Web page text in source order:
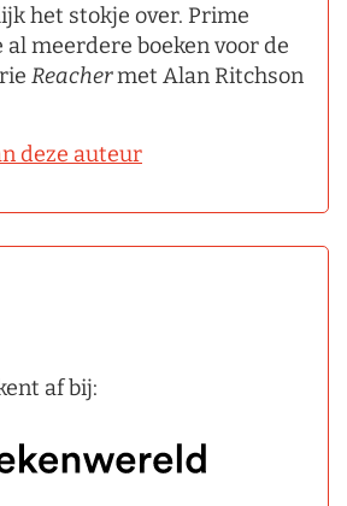
het stokje over. Prime
meerdere boeken voor de
Reachermet Alan Ritchson
deze auteur
af bij: